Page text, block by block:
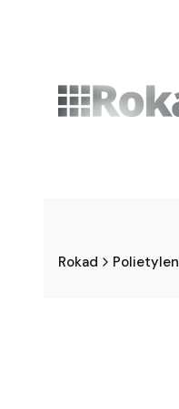
Rokad Polietylen